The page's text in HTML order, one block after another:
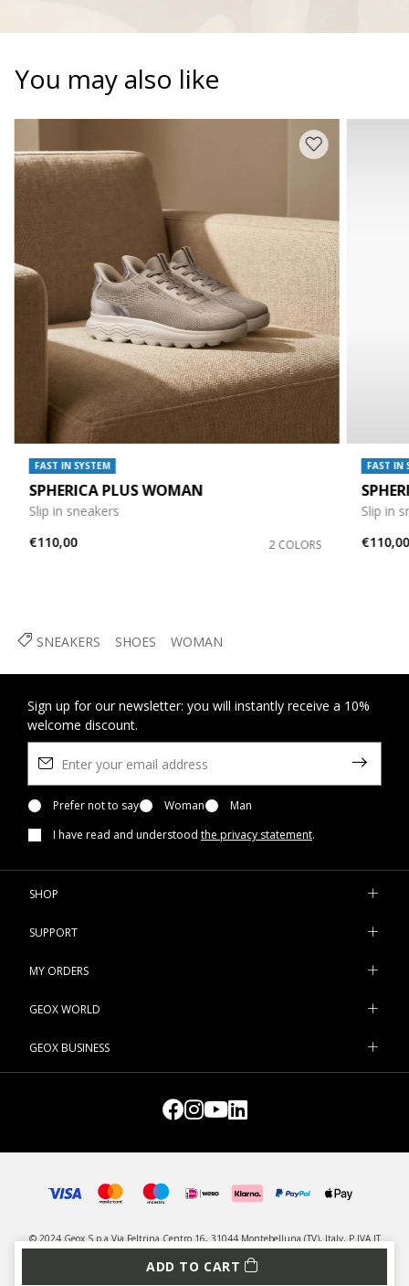
ADD TO CART
SNEAKERS SHOES WOMAN
You may also like
FAST IN SYSTEM
SPHERICA PLUS WOMAN
Slip in sneakers
€110,00
2 COLORS
FAST IN
Slip in
€110,00
Sign up for our newsletter: you will instantly receive a 10%
welcome discount.
Prefer not to say Woman
Man
I have read and understood the privacy statement.
SHOP
SUPPORT
MY ORDERS
GEOX WORLD
GEOX BUSINESS
© 2024 Geox S.p.a Via Feltrina Centro 16, 31044 Montebelluna (TV), Italy, P.IVA IT
03348440268 - All rights reserved